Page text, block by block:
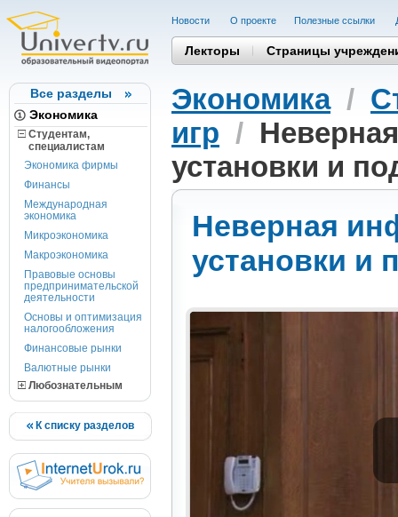
Все разделы
Экономика
Студентам,
cпециалистам
Экономика фирмы
Финансы
Международная
экономика
Микроэкономика
Макроэкономика
Правовые основы
предпринимательской
деятельности
Основы и оптимизация
налогообложения
Финансовые рынки
Валютные рынки
Любознательным
К списку разделов
Новости О проекте Полезные cсылки
Лекторы Страницы
Экономика/
игр /
установки и
Неверная
установки и